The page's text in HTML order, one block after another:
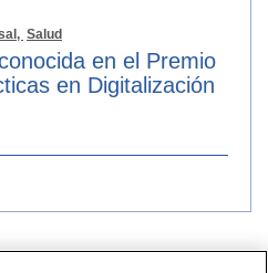
Salud
en el Premio
en Digitalización